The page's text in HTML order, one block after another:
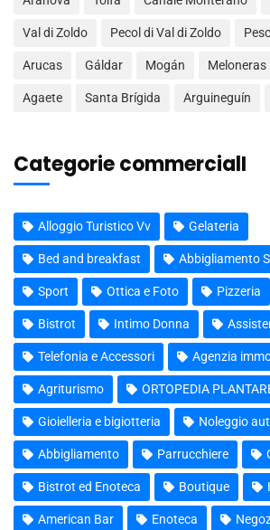
Val di Zoldo Pecol di Val di Zoldo
Arucas Gáldar Mogán Meloneras
Agaete Santa Brígida Arguineguín
Categorie commercialI
Alloggio Turistico Vv Gelateria
Bed and breakfast Abbigliamento
Sport Ottica e Foto Pizzeria
Bistrot Intimo Donna
Telefonia e Accessori Agenzia
Agriturismo ORTOPEDIA
Gioielleria e bigiotteria Noleggio
Abbigliamento Parrucchiere
Bistrot ed Enoteca Boutique
American Bar Enoteca